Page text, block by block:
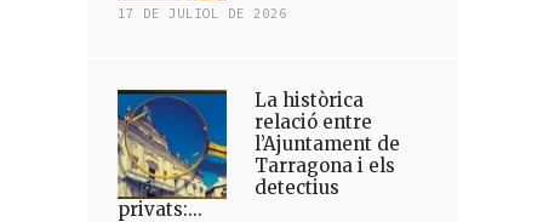
17 DE JULIOL DE 2026
La històrica
relació entre
l’Ajuntament de
Tarragona i els
detectius
privats:...